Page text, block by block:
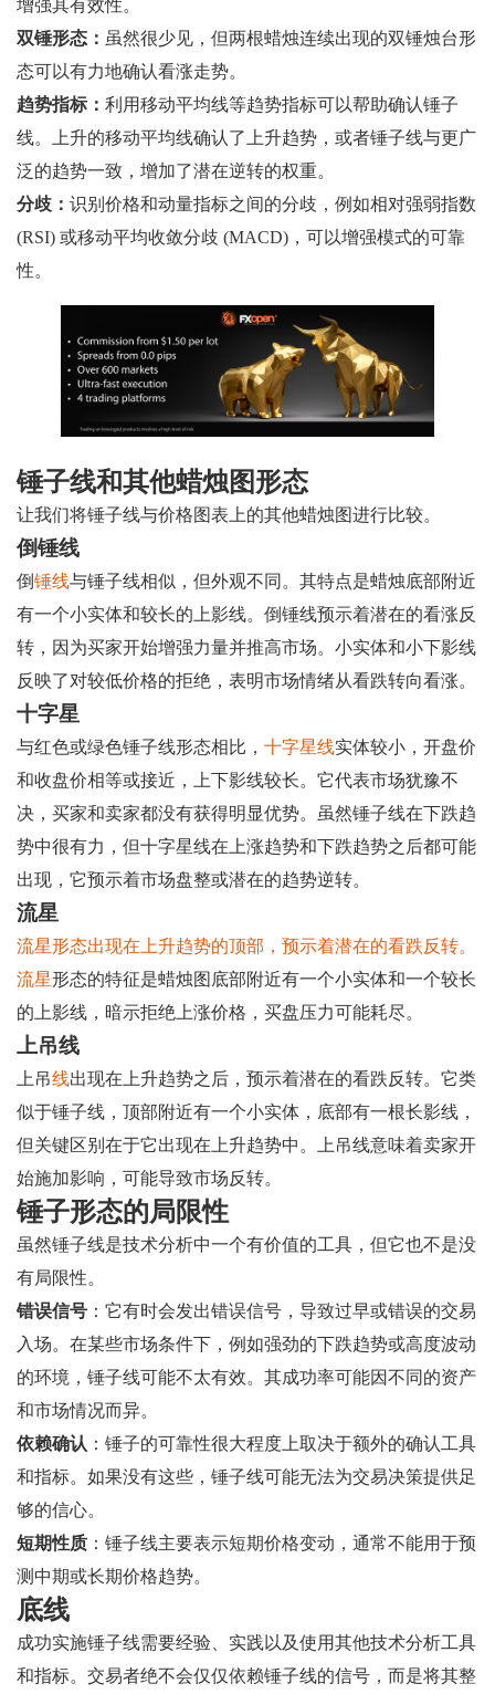
增强其有效性。
双锤形态： 虽然很少见，但两根蜡烛连续出现的双锤烛台形
态可以有力地确认看涨走势。
趋势指标： 利用移动平均线等趋势指标可以帮助确认锤子
线。上升的移动平均线确认了上升趋势，或者锤子线与更广
泛的趋势一致，增加了潜在逆转的权重。
分歧： 识别价格和动量指标之间的分歧，例如相对强弱指数
(RSI) 或移动平均收敛分歧 (MACD)，可以增强模式的可靠
性。
锤子线和其他蜡烛图形态
让我们将锤子线与价格图表上的其他蜡烛图进行比较。
倒锤线
倒锤线与锤子线相似，但外观不同。其特点是蜡烛底部附近
有一个小实体和较长的上影线。倒锤线预示着潜在的看涨反
转，因为买家开始增强力量并推高市场。小实体和小下影线
反映了对较低价格的拒绝，表明市场情绪从看跌转向看涨。
十字星
与红色或绿色锤子线形态相比， 十字星线实体较小，开盘价
和收盘价相等或接近，上下影线较长。它代表市场犹豫不
决，买家和卖家都没有获得明显优势。虽然锤子线在下跌趋
势中很有力，但十字星线在上涨趋势和下跌趋势之后都可能
出现，它预示着市场盘整或潜在的趋势逆转。
流星
流星形态出现在上升趋势的顶部，预示着潜在的看跌反转。
流星形态的特征是蜡烛图底部附近有一个小实体和一个较长
的上影线，暗示拒绝上涨价格，买盘压力可能耗尽。
上吊线
上吊线出现在上升趋势之后，预示着潜在的看跌反转。它类
似于锤子线，顶部附近有一个小实体，底部有一根长影线，
但关键区别在于它出现在上升趋势中。上吊线意味着卖家开
始施加影响，可能导致市场反转。
锤子形态的局限性
虽然锤子线是技术分析中一个有价值的工具，但它也不是没
有局限性。
错误信号 ：它有时会发出错误信号，导致过早或错误的交易
入场。在某些市场条件下，例如强劲的下跌趋势或高度波动
的环境，锤子线可能不太有效。其成功率可能因不同的资产
和市场情况而异。
依赖确认 ：锤子的可靠性很大程度上取决于额外的确认工具
和指标。如果没有这些，锤子线可能无法为交易决策提供足
够的信心。
短期性质 ：锤子线主要表示短期价格变动，通常不能用于预
测中期或长期价格趋势。
底线
成功实施锤子线需要经验、实践以及使用其他技术分析工具
和指标。交易者绝不会仅仅依赖锤子线的信号，而是将其整